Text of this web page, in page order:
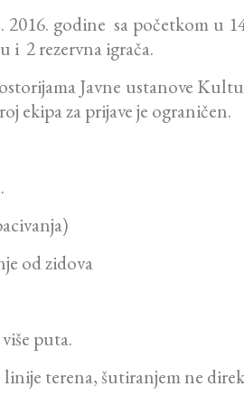
godine sa početkom u
i 2 rezervna igrača.
Javne ustanove
ekipa za prijave je ograničen.
od zidova
puta.
linije terena, šutiranjem ne